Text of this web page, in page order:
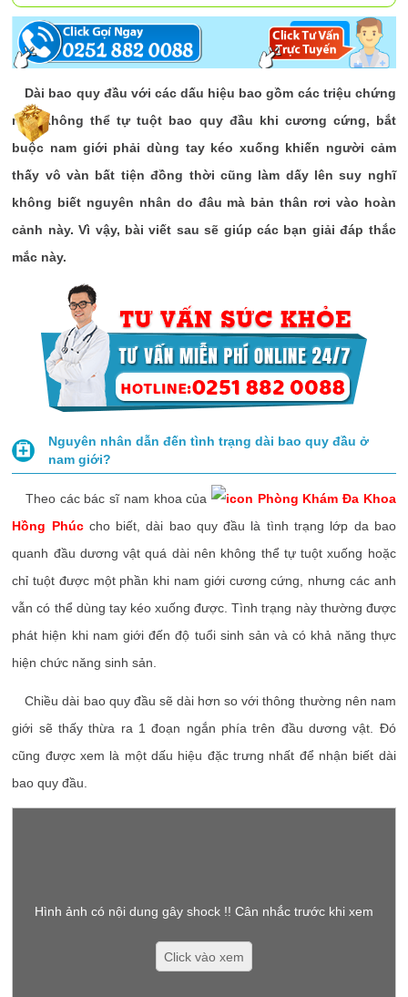
Dài bao quy đầu với các dấu hiệu bao gồm các triệu chứng
như không thể tự tuột bao quy đầu khi cương cứng, bắt
buộc nam giới phải dùng tay kéo xuống khiến người cảm
thấy vô vàn bất tiện đồng thời cũng làm dấy lên suy nghĩ
không biết nguyên nhân do đâu mà bản thân rơi vào hoàn
cảnh này. Vì vậy, bài viết sau sẽ giúp các bạn giải đáp thắc
mắc này.
Nguyên nhân dẫn đến tình trạng dài bao quy đầu ở
nam giới?
Theo các bác sĩ nam khoa của
Phòng Khám Đa Khoa
Hồng Phúc cho biết, dài bao quy đầu là tình trạng lớp da bao
quanh đầu dương vật quá dài nên không thể tự tuột xuống hoặc
chỉ tuột được một phần khi nam giới cương cứng, nhưng các anh
vẫn có thể dùng tay kéo xuống được. Tình trạng này thường được
phát hiện khi nam giới đến độ tuổi sinh sản và có khả năng thực
hiện chức năng sinh sản.
Chiều dài bao quy đầu sẽ dài hơn so với thông thường nên nam
giới sẽ thấy thừa ra 1 đoạn ngắn phía trên đầu dương vật. Đó
cũng được xem là một dấu hiệu đặc trưng nhất để nhận biết dài
bao quy đầu.
Hình ảnh có nội dung gây shock !! Cân nhắc trước khi xem
Click vào xem